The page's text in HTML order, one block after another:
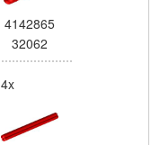
4142865
32062
4x